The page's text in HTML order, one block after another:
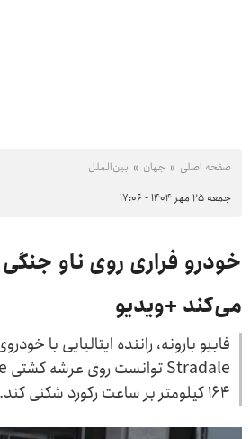
صفحه اصلی جهان بین‌الملل
جمعه ۲۵ مهر ۱۴۰۴ - ۱۷:۰۶
خودرو فراری روی ناو
می‌کند +ویدیو
۱۶۴ کیلومتر بر ساعت رکورد شکنی کند.